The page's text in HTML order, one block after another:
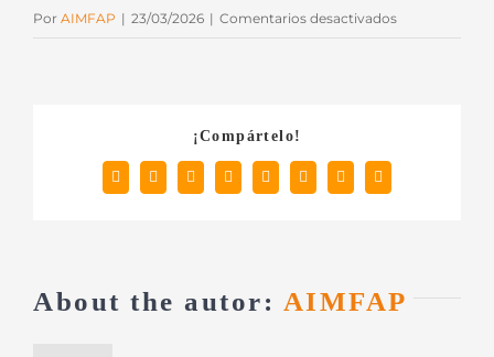
Por AIMFAP | 23/03/2026 | Comentarios desactivadosen
¡Compártelo!
Facebook
X RedditLinkedInTumblrPinterest
Vk
Correo
electrónico
About the autor: AIMFAP